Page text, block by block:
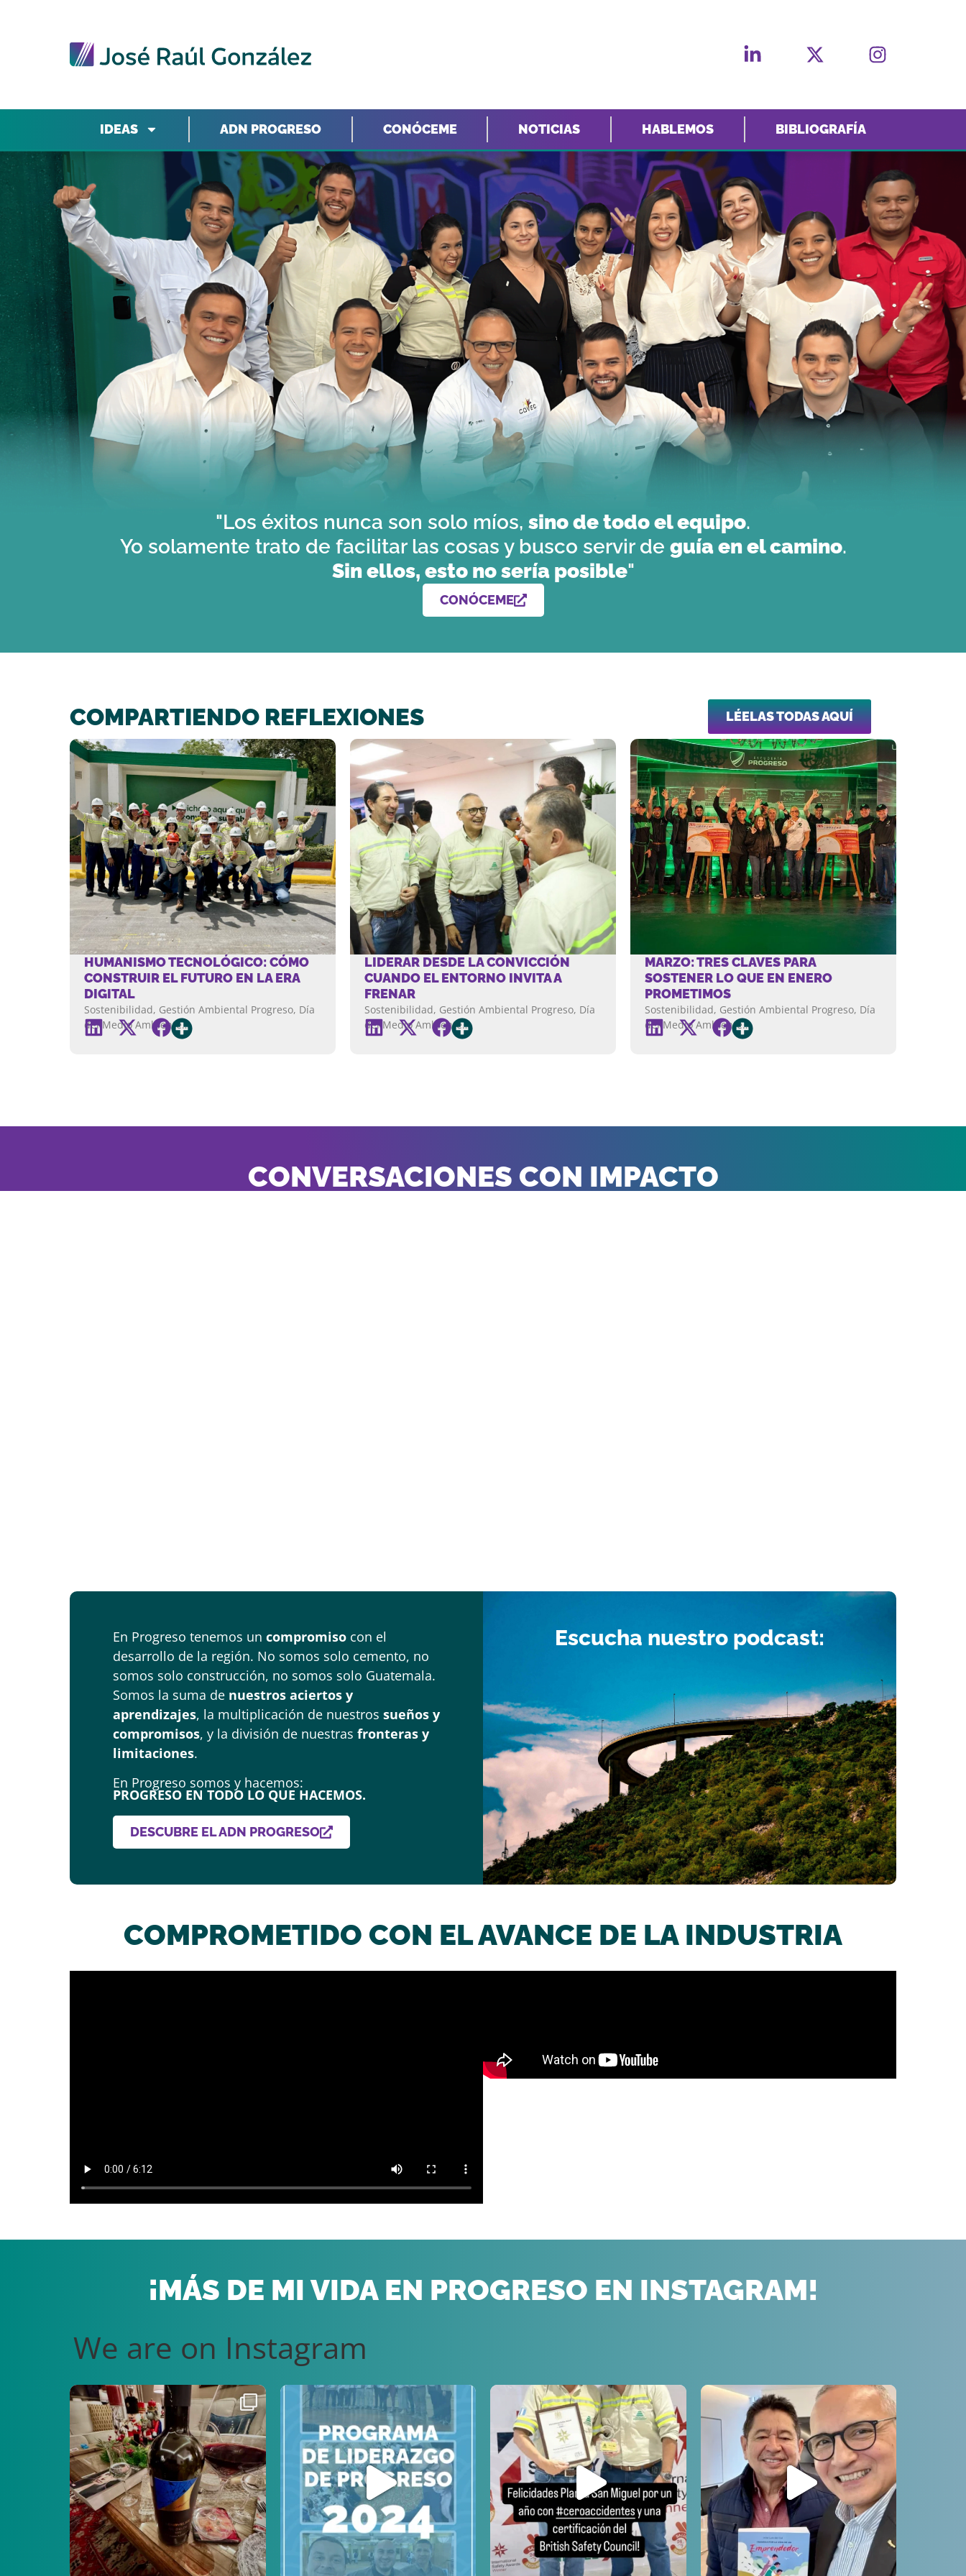
IDEAS ADN PROGRESO CONÓCEME NOTICIAS HABLEMOS BIBLIOGRAFÍA
"Los éxitos nunca son solo míos, sino de todo el equipo.
Yo solamente trato de facilitar las cosas y busco servir de guía en el camino.
Sin ellos, esto no sería posible"
CONÓCEME
COMPARTIENDO REFLEXIONES LÉELAS TODAS AQUÍ​
HUMANISMO TECNOLÓGICO: CÓMO
CONSTRUIR EL FUTURO EN LA ERA
DIGITAL
Sostenibilidad, Gestión Ambiental Progreso, Día
del Medio Ambiente…
LIDERAR DESDE LA CONVICCIÓN
CUANDO EL ENTORNO INVITA A
FRENAR
Sostenibilidad, Gestión Ambiental Progreso, Día
del Medio Ambiente…
MARZO: TRES CLAVES PARA
SOSTENER LO QUE EN ENERO
PROMETIMOS
Sostenibilidad, Gestión Ambiental Progreso, Día
del Medio Ambiente…
CONVERSACIONES CON IMPACTO
En Progreso tenemos un compromiso con el
desarrollo de la región. No somos solo cemento, no
somos solo construcción, no somos solo Guatemala.
Somos la suma de nuestros aciertos y
aprendizajes, la multiplicación de nuestros sueños y
compromisos, y la división de nuestras fronteras y
limitaciones.
En Progreso somos y hacemos:
PROGRESO EN TODO LO QUE HACEMOS.
DESCUBRE EL ADN PROGRESO
Escucha nuestro podcast:
COMPROMETIDO CON EL AVANCE DE LA INDUSTRIA
¡MÁS DE MI VIDA EN PROGRESO EN INSTAGRAM!
We are on Instagram